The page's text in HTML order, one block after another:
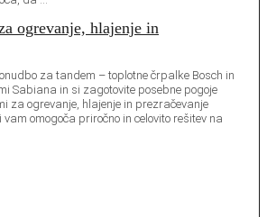
ogrevanje, hlajenje in
za tandem – toplotne črpalke Bosch in
Sabiana in si zagotovite posebne pogoje
za ogrevanje, hlajenje in prezračevanje
omogoča priročno in celovito rešitev na